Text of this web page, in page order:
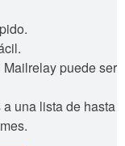
puede ser
una lista de hasta